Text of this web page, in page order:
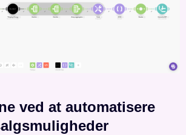
ved at automatisere